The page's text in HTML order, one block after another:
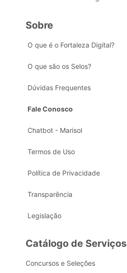
Sobre
O que é o Fortaleza Digital?
O que são os Selos?
Dúvidas Frequentes
Fale Conosco
Chatbot - Marisol
Termos de Uso
Política de Privacidade
Transparência
Legislação
Catálogo de Serviços
Concursos e Seleções